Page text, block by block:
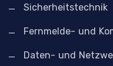
Sicherheitstechnik
Fernmelde- und
Daten- und